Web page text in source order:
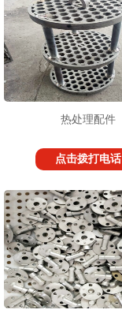
热处理配件
点击拨打电话